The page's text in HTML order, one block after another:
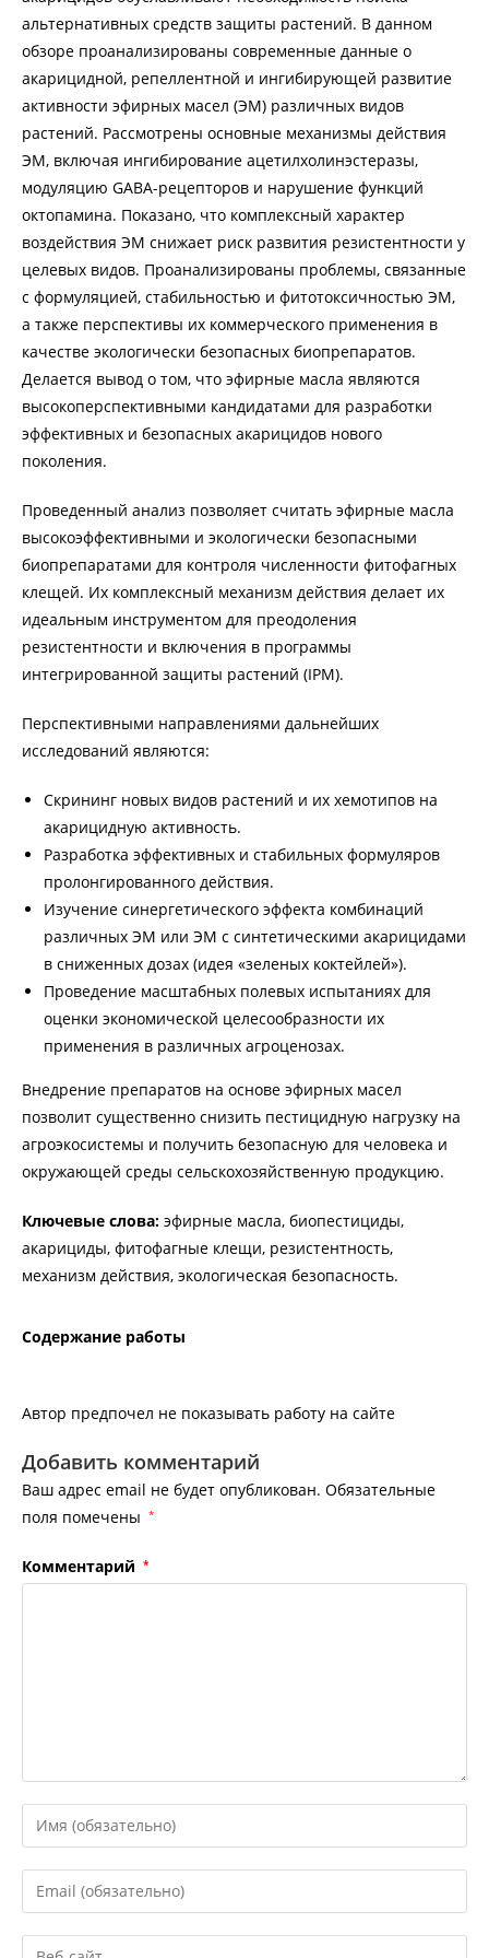
альтернативных средств защиты растений. В данном
обзоре проанализированы современные данные о
акарицидной, репеллентной и ингибирующей развитие
активности эфирных масел (ЭМ) различных видов
растений. Рассмотрены основные механизмы действия
ЭМ, включая ингибирование ацетилхолинэстеразы,
модуляцию GABA-рецепторов и нарушение функций
октопамина. Показано, что комплексный характер
воздействия ЭМ снижает риск развития резистентности у
целевых видов. Проанализированы проблемы, связанные
с формуляцией, стабильностью и фитотоксичностью ЭМ,
а также перспективы их коммерческого применения в
качестве экологически безопасных биопрепаратов.
Делается вывод о том, что эфирные масла являются
высокоперспективными кандидатами для разработки
эффективных и безопасных акарицидов нового
поколения.
Проведенный анализ позволяет считать эфирные масла
высокоэффективными и экологически безопасными
биопрепаратами для контроля численности фитофагных
клещей. Их комплексный механизм действия делает их
идеальным инструментом для преодоления
резистентности и включения в программы
интегрированной защиты растений (IPM).
Перспективными направлениями дальнейших
исследований являются:
Скрининг новых видов растений и их хемотипов на
акарицидную активность.
Разработка эффективных и стабильных формуляров
пролонгированного действия.
Изучение синергетического эффекта комбинаций
различных ЭМ или ЭМ с синтетическими акарицидами
в сниженных дозах (идея «зеленых коктейлей»).
Проведение масштабных полевых испытаниях для
оценки экономической целесообразности их
применения в различных агроценозах.
Внедрение препаратов на основе эфирных масел
позволит существенно снизить пестицидную нагрузку на
агроэкосистемы и получить безопасную для человека и
окружающей среды сельскохозяйственную продукцию.
Ключевые слова: эфирные масла, биопестициды,
акарициды, фитофагные клещи, резистентность,
механизм действия, экологическая безопасность.
Содержание работы
Автор предпочел не показывать работу на сайте
Добавить комментарий
Ваш адрес email не будет опубликован. Обязательные
поля помечены *
Комментарий *
Введите
свое
имя
или
пользователя,
Введите
свой
email-
Введите